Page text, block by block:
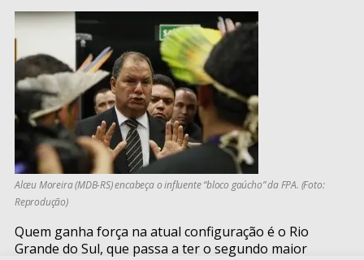
Alceu Moreira (MDB-RS) encabeça o influente “bloco gaúcho” da FPA. (Foto:
Reprodução)
Quem ganha força na atual configuração é o Rio
Grande do Sul, que passa a ter o segundo maior